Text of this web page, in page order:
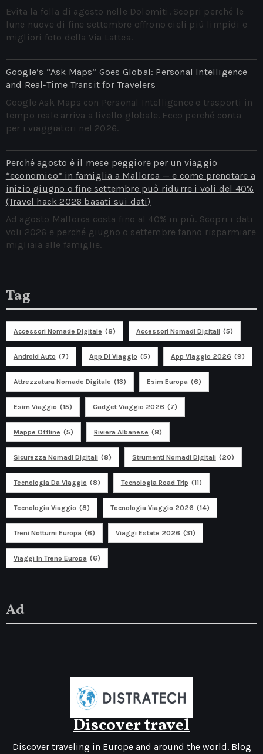
Evita la folla di agosto nelle Dolomiti. Scopri perché le
lune nuove di fine settembre offrono cieli più limpidi e
migliori foto della Via Lattea.
Google’s “Ask Maps” Goes Global: Personal Intelligence
and Real‑Time Transit for Travelers
Google Ask Maps con Personal Intelligence e trasporti in
tempo reale arriva a livello globale. Ecco perché conta
per i viaggiatori nel 2026.
Perché agosto è il mese peggiore per un viaggio
“economico” in famiglia a Mallorca — e come prenotare a
inizio giugno o fine settembre può ridurre i voli del 40%
(Travel hack 2026 basati sui dati)
Ad agosto Mallorca costa fino al 40% in più. Scopri i dati
voli 2026 e perché giugno o settembre fanno risparmiare
migliaia alle famiglie.
Tag
Accessori Nomade Digitale (8) Accessori Nomadi Digitali (5)
Android Auto (7) App Di Viaggio (5) App Viaggio 2026 (9)
Attrezzatura Nomade Digitale (13) Esim Europa (6)
Esim Viaggio (15) Gadget Viaggio 2026 (7)
Mappe Offline (5) Riviera Albanese (8)
Sicurezza Nomadi Digitali (8) Strumenti Nomadi Digitali (20)
Tecnologia Da Viaggio (8) Tecnologia Road Trip (11)
Tecnologia Viaggio (8) Tecnologia Viaggio 2026 (14)
Treni Notturni Europa (6) Viaggi Estate 2026 (31)
Viaggi In Treno Europa (6)
Ad
Discover travel
Discover traveling in Europe and around the world. Blog